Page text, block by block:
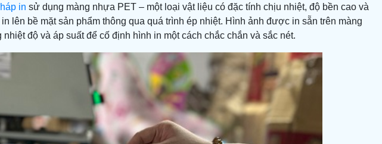
in sử dụng màng nhựa PET – một loại vật liệu có đặc tính chịu nhiệt, độ bền cao và
lên bề mặt sản phẩm thông qua quá trình ép nhiệt. Hình ảnh được in sẵn trên màng
độ và áp suất để cố định hình in một cách chắc chắn và sắc nét.